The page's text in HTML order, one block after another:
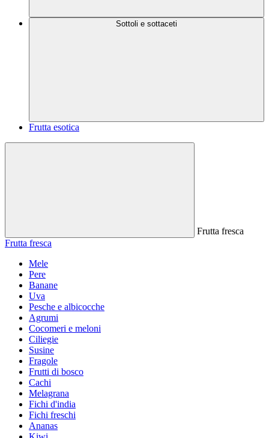
Sottoli e sottaceti
Frutta esotica
Frutta fresca
Frutta fresca
Mele
Pere
Banane
Uva
Pesche e albicocche
Agrumi
Cocomeri e meloni
Ciliegie
Susine
Fragole
Frutti di bosco
Cachi
Melagrana
Fichi d'india
Fichi freschi
Ananas